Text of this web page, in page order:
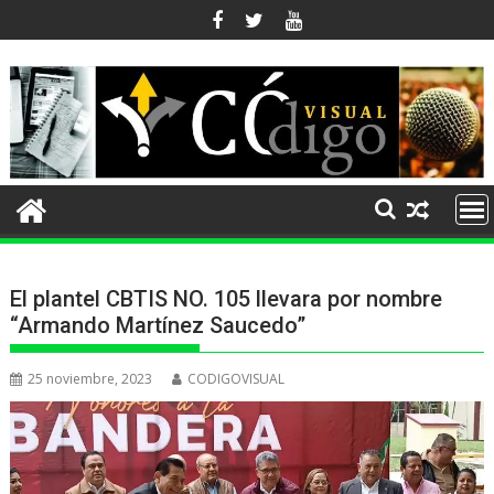
al
contenido
El plantel CBTIS NO. 105 llevara por nombre
“Armando Martínez Saucedo”
25 noviembre, 2023 CODIGOVISUAL